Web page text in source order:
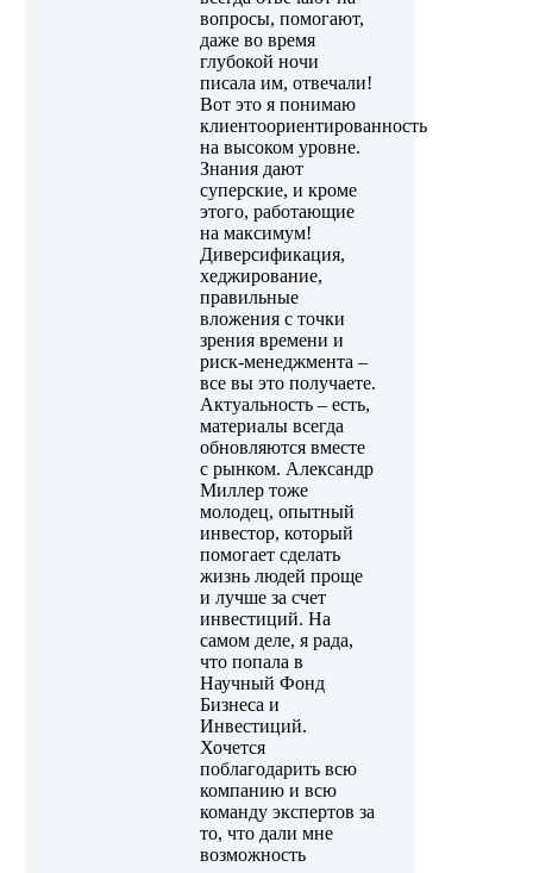
вопросы, помогают,
даже во время
глубокой ночи
писала им, отвечали!
Вот это я понимаю
клиентоориентированность
на высоком уровне.
Знания дают
суперские, и кроме
этого, работающие
на максимум!
Диверсификация,
хеджирование,
правильные
вложения с точки
зрения времени и
риск-менеджмента –
все вы это получаете.
Актуальность – есть,
материалы всегда
обновляются вместе
с рынком. Александр
Миллер тоже
молодец, опытный
инвестор, который
помогает сделать
жизнь людей проще
и лучше за счет
инвестиций. На
самом деле, я рада,
что попала в
Научный Фонд
Бизнеса и
Инвестиций.
Хочется
поблагодарить всю
компанию и всю
команду экспертов за
то, что дали мне
возможность